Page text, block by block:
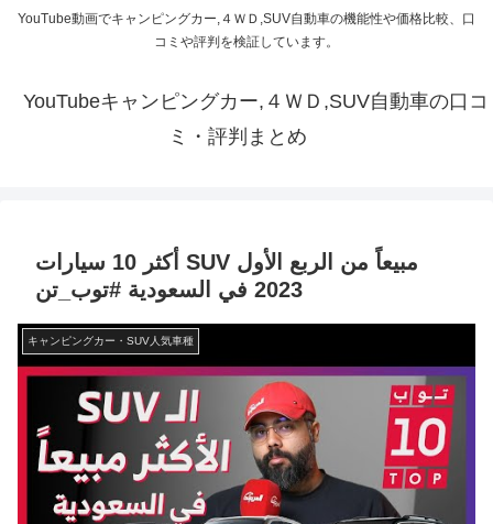
YouTube動画でキャンピングカー,４ＷＤ,SUV自動車の機能性や価格比較、口
コミや評判を検証しています。
YouTubeキャンピングカー,４ＷＤ,SUV自動車の口コ
ミ・評判まとめ
أكثر 10 سيارات SUV مبيعاً من الربع الأول
2023 في السعودية #توب_تن
キャンピングカー・SUV人気車種